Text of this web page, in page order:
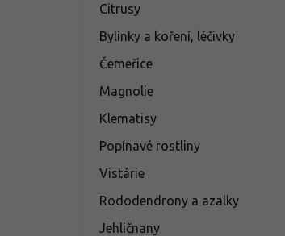
Citrusy
Bylinky a koření, léčivky
Čemeřice
Magnolie
Klematisy
Popínavé rostliny
Vistárie
Rododendrony a azalky
Jehličnany